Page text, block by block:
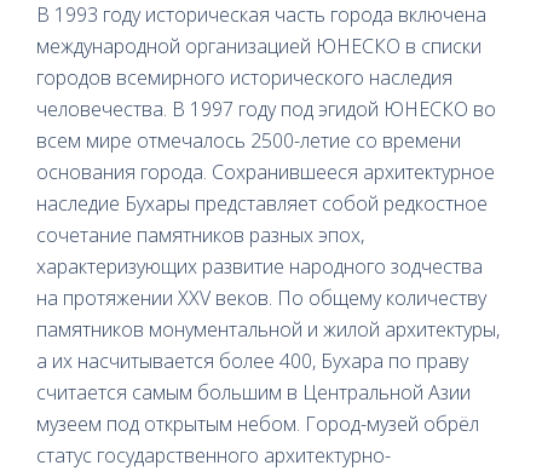
В 1993 году историческая часть города включена
международной организацией ЮНЕСКО в списки
городов всемирного исторического наследия
человечества. В 1997 году под эгидой ЮНЕСКО во
всем мире отмечалось 2500-летие со времени
основания города. Сохранившееся архитектурное
наследие Бухары представляет собой редкостное
сочетание памятников разных эпох,
характеризующих развитие народного зодчества
на протяжении XXV веков. По общему количеству
памятников монументальной и жилой архитектуры,
а их насчитывается более 400, Бухара по праву
считается самым большим в Центральной Азии
музеем под открытым небом. Город-музей обрёл
статус государственного архитектурно-